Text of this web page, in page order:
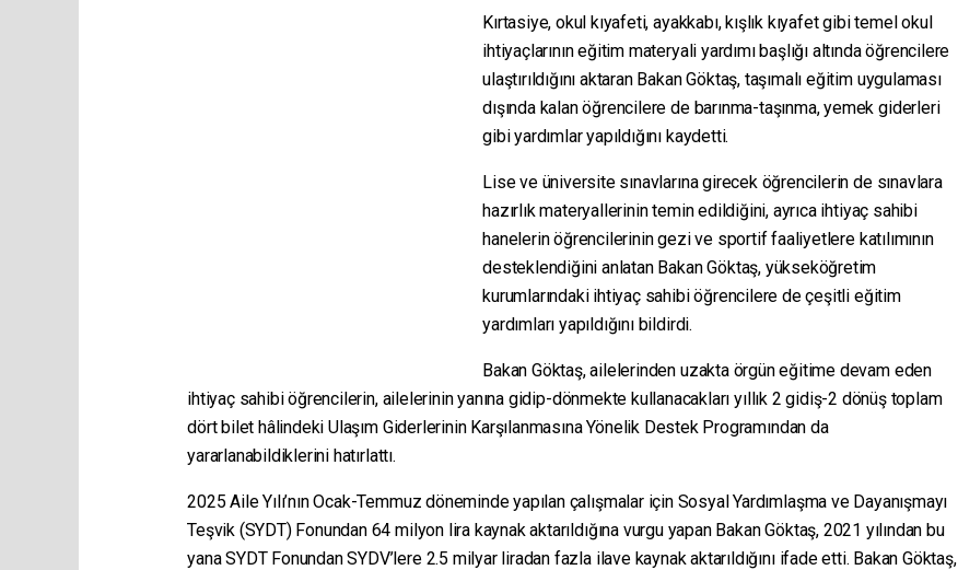
Kırtasiye, okul kıyafeti, ayakkabı, kışlık kıyafet gibi temel okul
ihtiyaçlarının eğitim materyali yardımı başlığı altında öğrencilere
ulaştırıldığını aktaran Bakan Göktaş, taşımalı eğitim uygulaması
dışında kalan öğrencilere de barınma-taşınma, yemek giderleri
gibi yardımlar yapıldığını kaydetti.
Lise ve üniversite sınavlarına girecek öğrencilerin de sınavlara
hazırlık materyallerinin temin edildiğini, ayrıca ihtiyaç sahibi
hanelerin öğrencilerinin gezi ve sportif faaliyetlere katılımının
desteklendiğini anlatan Bakan Göktaş, yükseköğretim
kurumlarındaki ihtiyaç sahibi öğrencilere de çeşitli eğitim
yardımları yapıldığını bildirdi.
Bakan Göktaş, ailelerinden uzakta örgün eğitime devam eden
ihtiyaç sahibi öğrencilerin, ailelerinin yanına gidip-dönmekte kullanacakları yıllık 2 gidiş-2 dönüş toplam
dört bilet hâlindeki Ulaşım Giderlerinin Karşılanmasına Yönelik Destek Programından da
yararlanabildiklerini hatırlattı.
2025 Aile Yılı’nın Ocak-Temmuz döneminde yapılan çalışmalar için Sosyal Yardımlaşma ve Dayanışmayı
Teşvik (SYDT) Fonundan 64 milyon lira kaynak aktarıldığına vurgu yapan Bakan Göktaş, 2021 yılından bu
yana SYDT Fonundan SYDV’lere 2.5 milyar liradan fazla ilave kaynak aktarıldığını ifade etti. Bakan Göktaş,